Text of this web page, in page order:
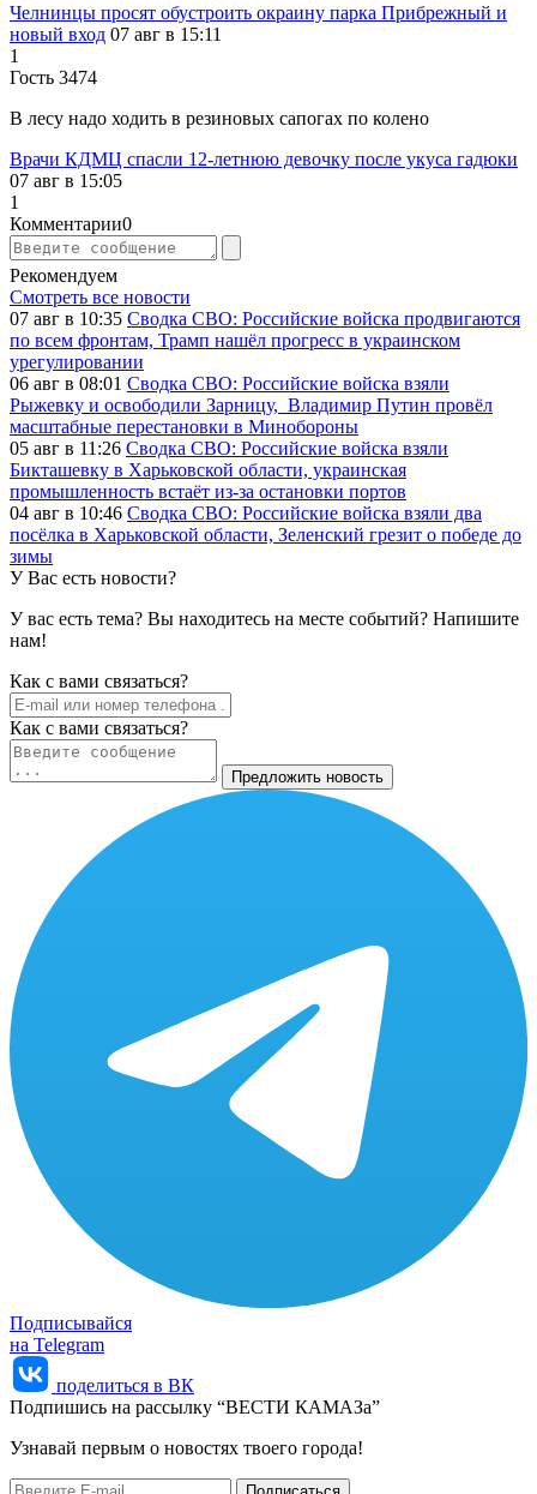
Челнинцы просят обустроить окраину парка Прибрежный и
новый вход 07 авг в 15:11
1
Гость 3474
В лесу надо ходить в резиновых сапогах по колено
Врачи КДМЦ спасли 12-летнюю девочку после укуса гадюки
07 авг в 15:05
1
Комментарии0
Рекомендуем
Смотреть все новости
07 авг в 10:35 Сводка СВО: Российские войска продвигаются
по всем фронтам, Трамп нашёл прогресс в украинском
урегулировании
06 авг в 08:01 Сводка СВО: Российские войска взяли
Рыжевку и освободили Зарницу, Владимир Путин провёл
масштабные перестановки в Минобороны
05 авг в 11:26 Сводка СВО: Российские войска взяли
Бикташевку в Харьковской области, украинская
промышленность встаёт из-за остановки портов
04 авг в 10:46 Сводка СВО: Российские войска взяли два
посёлка в Харьковской области, Зеленский грезит о победе до
зимы
У Вас есть новости?
У вас есть тема? Вы находитесь на месте событий? Напишите
нам!
Как c вами связаться?
Как c вами связаться?
Предложить новость
Подписывайся
на Telegram
поделиться в ВК
Подпишись на рассылку “ВЕСТИ КАМАЗа”
Узнaвай первым о новостях твоего города!